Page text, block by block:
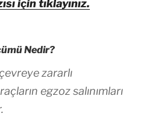
için tıklayınız.
Nedir?
zararlı
egzoz salınımları